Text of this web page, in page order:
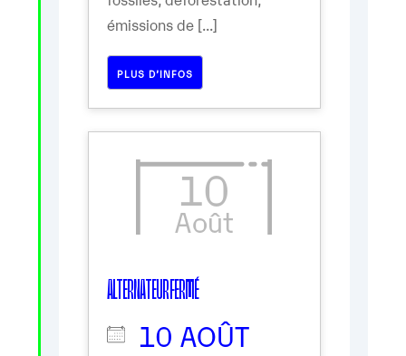
émissions de [...]
PLUS D’INFOS
10
Août
ALTERNATEUR FERMÉ
10 AOÛT